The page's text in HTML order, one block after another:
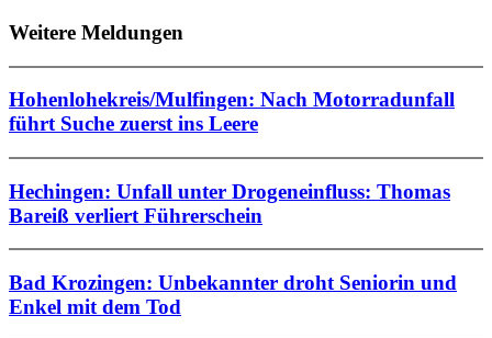
Weitere Meldungen
Hohenlohekreis/Mulfingen: Nach Motorradunfall
führt Suche zuerst ins Leere
Hechingen: Unfall unter Drogeneinfluss: Thomas
Bareiß verliert Führerschein
Bad Krozingen: Unbekannter droht Seniorin und
Enkel mit dem Tod